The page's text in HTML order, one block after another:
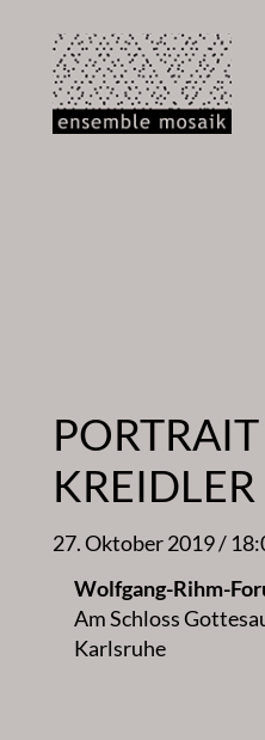
Inhalt
springen
KREIDLER
27. Oktober 2019 /
Wolfgang-Rihm-
Am Schloss
Karlsruhe